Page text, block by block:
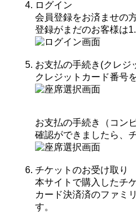
ログイン
会員登録をお済ませの
登録がまだのお客様は
お支払の手続き(クレジ
クレジットカード番号
お支払の手続き（コン
確認ができましたら、
チケットのお受け取り
本サイトで購入したチ
カード決済済のファミ
す。